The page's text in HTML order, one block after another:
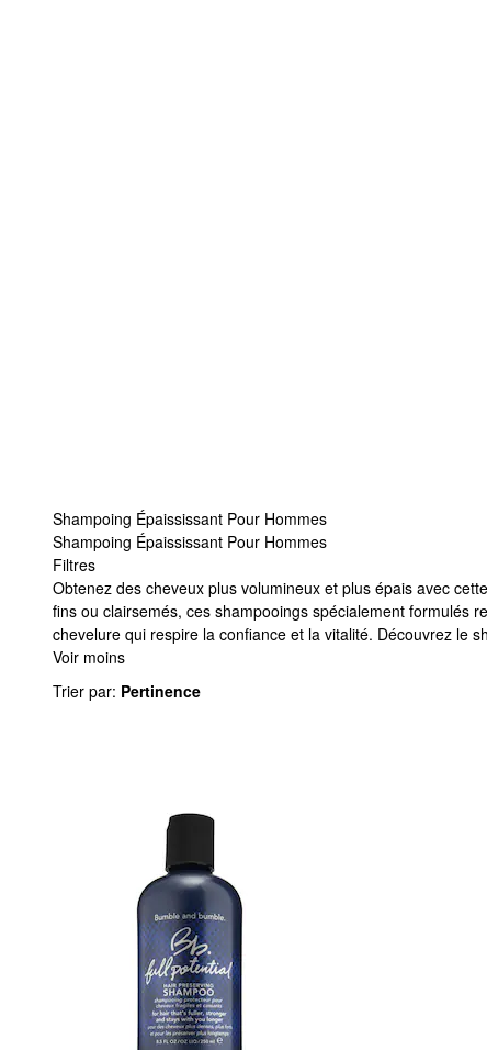
Shampoing Épaississant Pour Hommes
Shampoing Épaississant Pour Hommes
Filtres
Shampoing Épaississant Pour Hommes
Obtenez des cheveux plus volumineux et plus épais avec
fins ou clairsemés, ces shampooings spécialement formulés
chevelure qui respire la confiance et la vitalité. Découvrez le
Voir moins
Trier par: Pertinence